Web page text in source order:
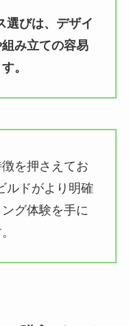
選びは、デザイ
み立ての容易
。
を押さえてお
ルドがより明確
グ体験を手に